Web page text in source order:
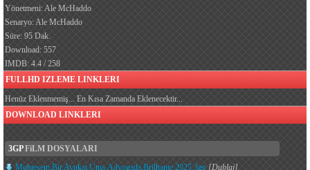
Yönetmeni: Ale McHaddo
Senaryo: Ale McHaddo
Süre: 95 Dak.
Download: 557
IMDB: 4.4 / 258
FULLHD IZLEME LINKLERI
Henüz Eklenmemiş... En Kısa Zamanda Eklenecektir...
DOWNLOAD LINKLERI
3GPFiLM DOSYALARI
Muhtesem.Bir.Avukat.Uma.Advogada.Brilhante.2025.3gp [Dublaj]